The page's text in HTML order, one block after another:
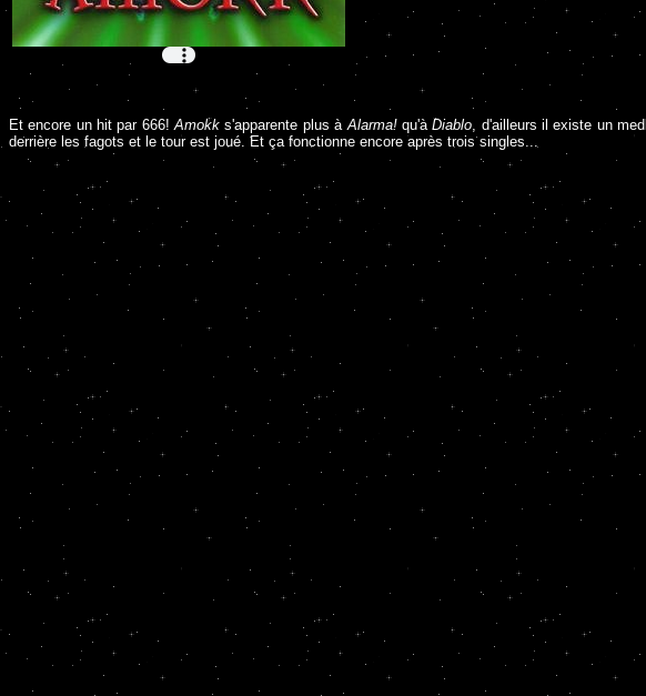
Et encore un hit par 666!Amokk s'apparente plus àAlarma!qu'àDiablo, d'ailleurs il existe un
derrière les fagots et le tour est joué. Et ça fonctionne encore après trois singles...